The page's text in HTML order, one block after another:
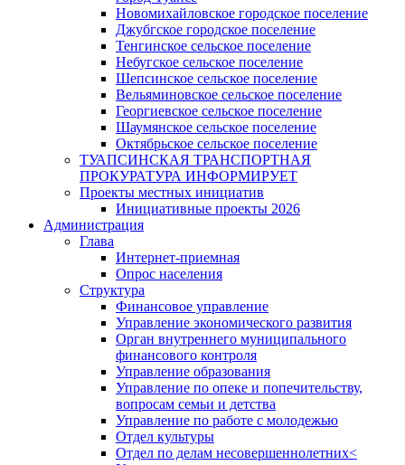
Новомихайловское городское поселение
Джубгское городское поселение
Тенгинское сельское поселение
Небугское сельское поселение
Шепсинское сельское поселение
Вельяминовское сельское поселение
Георгиевское сельское поселение
Шаумянское сельское поселение
Октябрьское сельское поселение
ТУАПСИНСКАЯ ТРАНСПОРТНАЯ
ПРОКУРАТУРА ИНФОРМИРУЕТ
Проекты местных инициатив
Инициативные проекты 2026
Администрация
Глава
Интернет-приемная
Опрос населения
Структура
Финансовое управление
Управление экономического развития
Орган внутреннего муниципального
финансового контроля
Управление образования
Управление по опеке и попечительству,
вопросам семьи и детства
Управление по работе с молодежью
Отдел культуры
Отдел по делам несовершеннолетних<